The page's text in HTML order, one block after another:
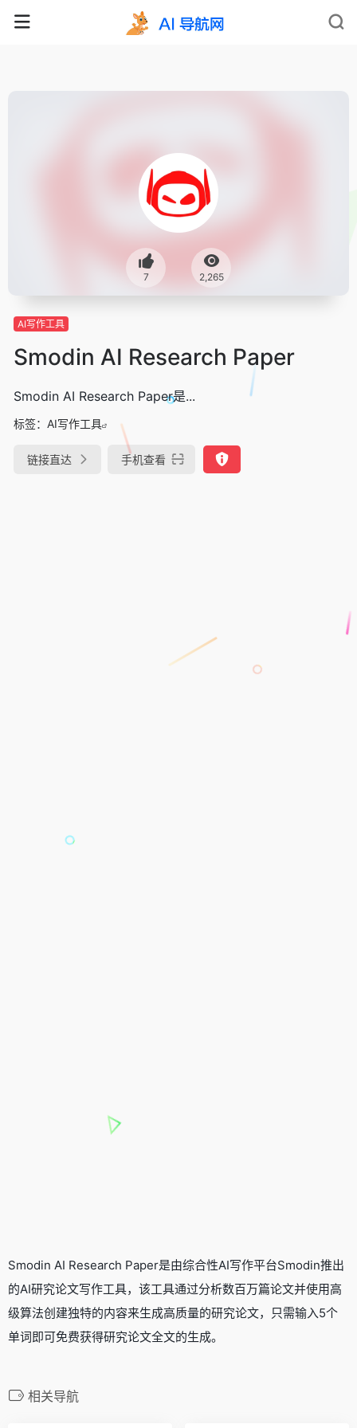
7 2,265
AI写作工具
Smodin AI Research Paper
Smodin AI Research Paper是...
标签： AI写作工具
链接直达 手机查看
Smodin AI Research Paper是由综合性AI写作平台Smodin推出
的AI研究论文写作工具，该工具通过分析数百万篇论文并使用高
级算法创建独特的内容来生成高质量的研究论文，只需输入5个
单词即可免费获得研究论文全文的生成。
相关导航